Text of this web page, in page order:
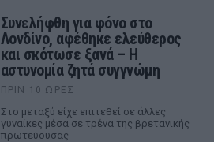
Συνελήφθη για φόνο στο
Λονδίνο, αφέθηκε ελεύθερος
και σκότωσε ξανά – Η
αστυνομία ζητά συγγνώμη
ΠΡΙΝ 10 ΏΡΕΣ
Στο μεταξύ είχε επιτεθεί σε άλλες
γυναίκες μέσα σε τρένα της βρετανικής
πρωτεύουσας